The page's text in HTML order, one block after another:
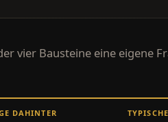
vier Bausteine eine eigene
DAHINTER